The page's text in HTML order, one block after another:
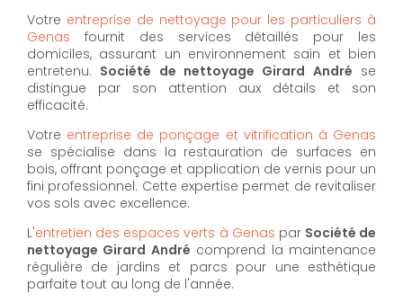
Votre entreprise de nettoyage pour les particuliers à
Genas fournit des services détaillés pour les
domiciles, assurant un environnement sain et bien
entretenu. Société de nettoyage Girard André se
distingue par son attention aux détails et son
efficacité.
Votre entreprise de ponçage et vitrification à Genas
se spécialise dans la restauration de surfaces en
bois, offrant ponçage et application de vernis pour un
fini professionnel. Cette expertise permet de revitaliser
vos sols avec excellence.
L'entretien des espaces verts à Genas par Société de
nettoyage Girard André comprend la maintenance
régulière de jardins et parcs pour une esthétique
parfaite tout au long de l'année.